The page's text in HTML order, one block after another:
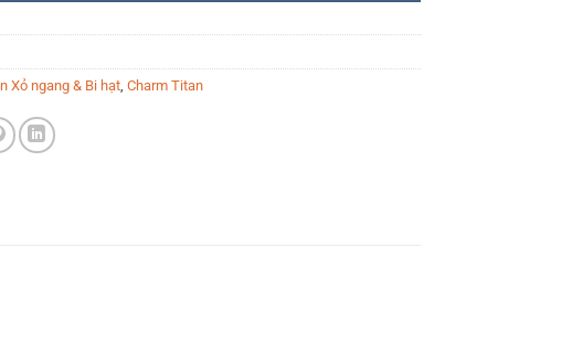
Xỏ ngang & Bi hạt Charm Titan